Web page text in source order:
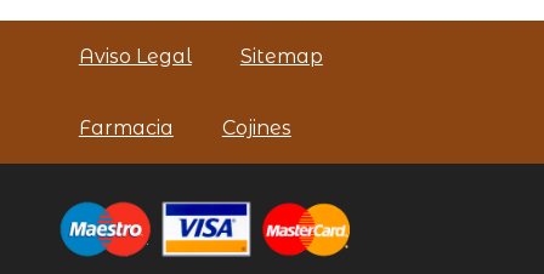
Aviso Legal Sitemap
Farmacia Cojines